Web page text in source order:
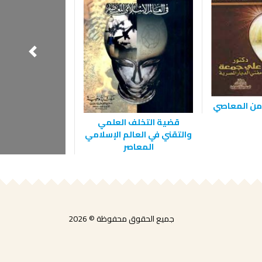
المعاصي
قضية التخلف العلمي
والتقني في العالم الإسلامي
المعاصر
جميع الحقوق محفوظة © 2026